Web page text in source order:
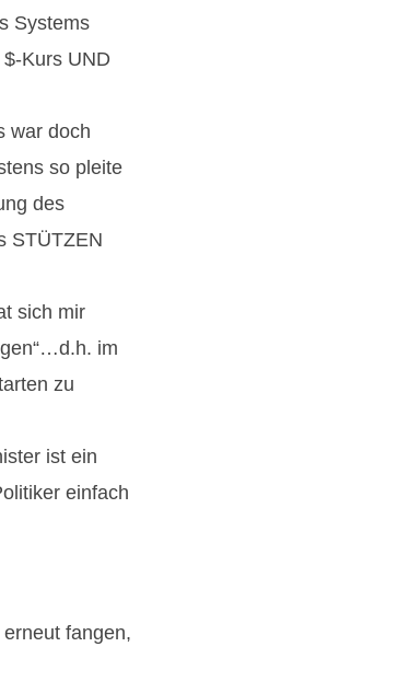
Systems
Kurs UND
war doch
so pleite
des
STÜTZEN
sich mir
im
zu
ist ein
einfach
fangen,